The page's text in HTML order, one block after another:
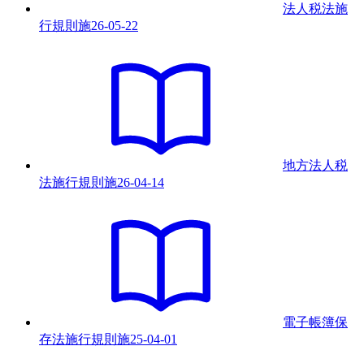
法人税法施
行規則 施26-05-22
地方法人税
法施行規則 施26-04-14
電子帳簿保
存法施行規則 施25-04-01